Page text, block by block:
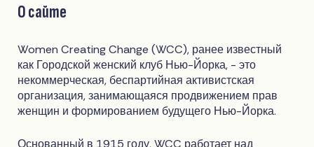
О сайте
Women Creating Change (WCC), ранее известный
как Городской женский клуб Нью-Йорка, - это
некоммерческая, беспартийная активистская
организация, занимающаяся продвижением прав
женщин и формированием будущего Нью-Йорка.
Основанный в 1915 году, WCC работает над